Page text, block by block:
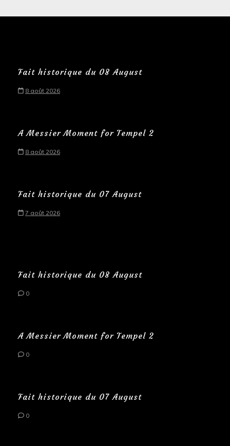
Fait historique du 08 August
8 août 2026
A Messier Moment for Tempel 2
8 août 2026
Fait historique du 07 August
7 août 2026
Fait historique du 08 August
0
A Messier Moment for Tempel 2
0
Fait historique du 07 August
0